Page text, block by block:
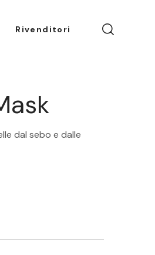
Rivenditori
dal sebo e dalle